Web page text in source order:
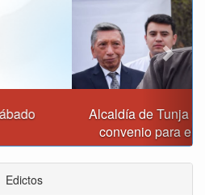
de Boyacá firmaron
de vía Moniquirá
Edictos